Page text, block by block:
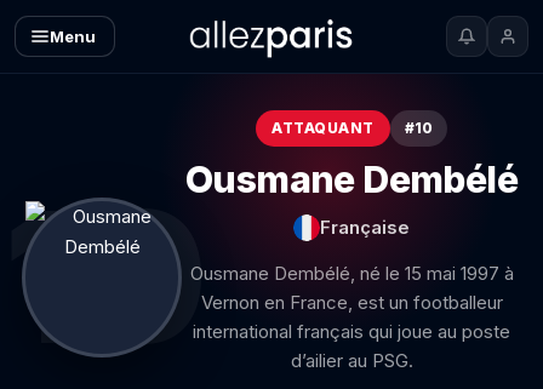
Menu
10
ATTAQUANT #10
Ousmane Dembélé
Française
Ousmane Dembélé, né le 15 mai 1997 à
Vernon en France, est un footballeur
international français qui joue au poste
d’ailier au PSG.